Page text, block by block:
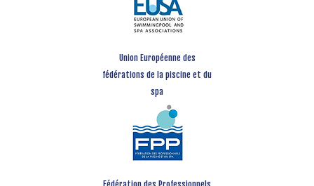
Union Européenne des
fédérations de la piscine et du
spa